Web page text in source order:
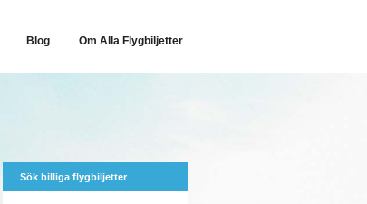
Blog Om Alla Flygbiljetter
Sök billiga flygbiljetter